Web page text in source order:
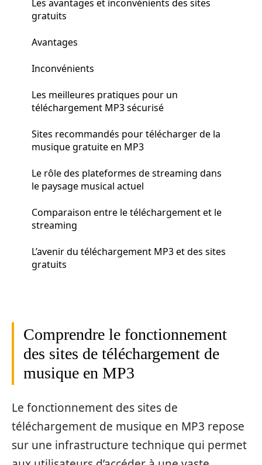
Les avantages et inconvénients des sites
gratuits
Avantages
Inconvénients
Les meilleures pratiques pour un
téléchargement MP3 sécurisé
Sites recommandés pour télécharger de la
musique gratuite en MP3
Le rôle des plateformes de streaming dans
le paysage musical actuel
Comparaison entre le téléchargement et le
streaming
L’avenir du téléchargement MP3 et des sites
gratuits
Comprendre le fonctionnement
des sites de téléchargement de
musique en MP3
Le fonctionnement des sites de
téléchargement de musique en MP3 repose
sur une infrastructure technique qui permet